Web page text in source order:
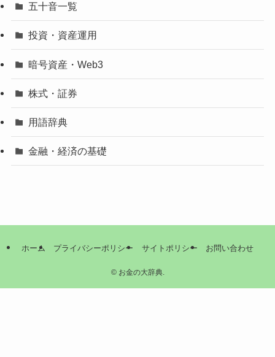
五十音一覧
投資・資産運用
暗号資産・Web3
株式・証券
用語辞典
金融・経済の基礎
ホーム プライバシーポリシー サイトポリシー お問い合わせ
©お金の大辞典.